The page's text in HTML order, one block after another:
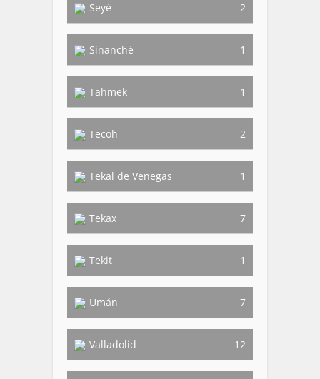
Seyé 2
Sinanché 1
Tahmek 1
Tecoh 2
Tekal de Venegas 1
Tekax 7
Tekit 1
Umán 7
Valladolid 12